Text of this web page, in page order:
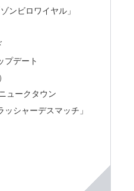
ンビロワイヤル」
プデート
ュークタウン
シャーデスマッチ」